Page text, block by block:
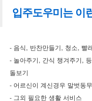
입주도우미는 이
- 음식, 반찬만들기, 청소, 빨
- 놀아주기, 간식 챙겨주기,
돌보기
- 어르신이 계신경우 말벗동무
- 그외 필요한 생활 서비스